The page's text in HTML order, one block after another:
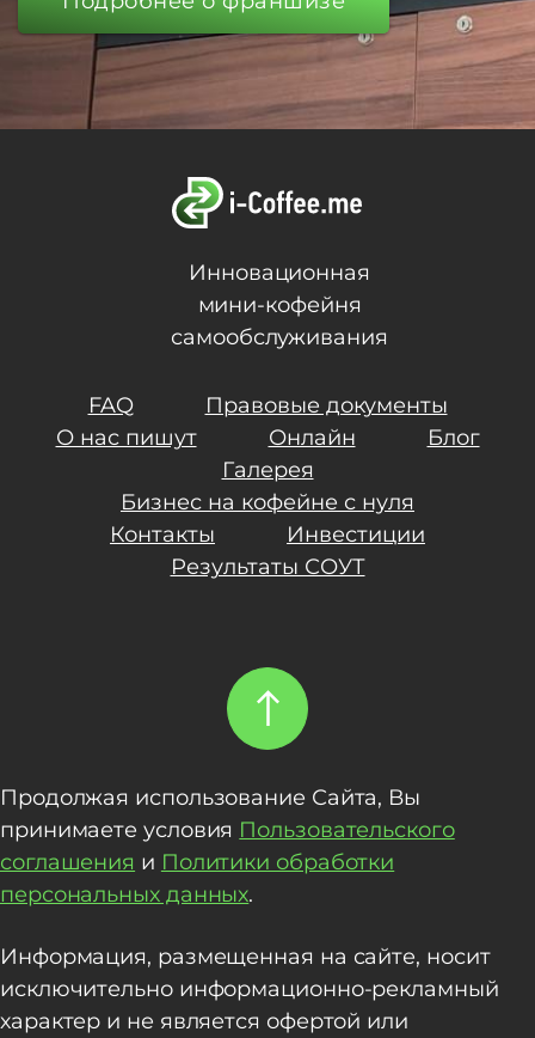
Инновационная
мини-кофейня
самообслуживания
FAQ
Правовые документы
О нас пишут
Онлайн
Блог
Галерея
Бизнес на кофейне с нуля
Контакты
Инвестиции
Результаты СОУТ
Продолжая использование Сайта, Вы
принимаете условия Пользовательского
соглашения и Политики обработки
персональных данных.
Информация, размещенная на сайте, носит
исключительно информационно-рекламный
характер и не является офертой или